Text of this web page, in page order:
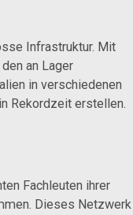
Infrastruktur. Mit
an Lager
in verschiedenen
Rekordzeit erstellen.
Fachleuten ihrer
Dieses Netzwerk